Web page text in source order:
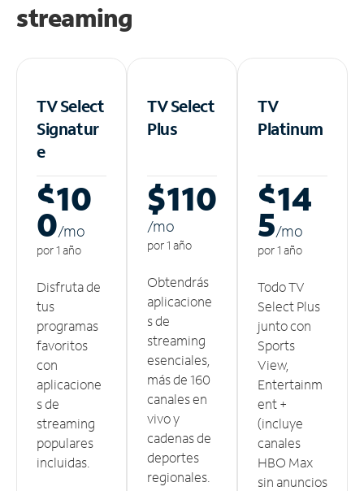
streaming
TV Select
Signatur
e
$10
0/mo
por 1 año
Disfruta de
tus
programas
favoritos
con
aplicacione
s de
streaming
populares
incluidas.
TV Select
Plus
$110
/mo
por 1 año
Obtendrás
aplicacione
s de
streaming
esenciales,
más de 160
canales en
vivo y
cadenas de
deportes
regionales.
TV
Platinum
$14
5/mo
por 1 año
Todo TV
Select Plus
junto con
Sports
View,
Entertainm
ent +
(incluye
canales
HBO Max
sin anuncios